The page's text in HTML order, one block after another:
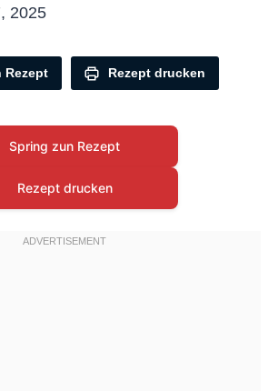
2025
Rezept Rezept drucken
Spring zun Rezept
Rezept drucken